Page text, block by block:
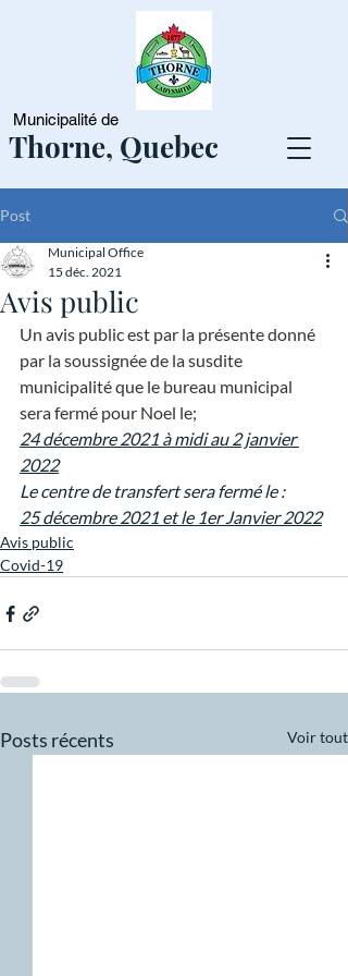
Municipalité de
Thorne, Quebec
Post
Avis public
Municipal Office
15 déc. 2021
Un avis public est par la présente donné
par la soussignée de la susdite
municipalité que le bureau municipal
sera fermé pour Noel le;
24 décembre 2021 à midi au 2 janvier
2022
Le centre de transfert sera fermé le :
25 décembre 2021 et le 1er Janvier 2022
Avis public
Covid-19
Posts récents Voir tout